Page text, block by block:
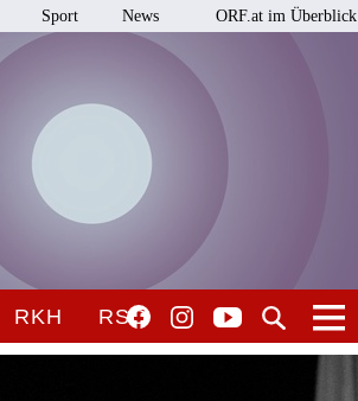
Sport News ORF.at im Überblick
RKH RSO